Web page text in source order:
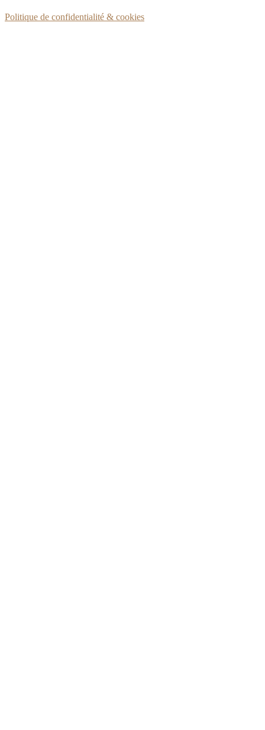
Politique de confidentialité & cookies